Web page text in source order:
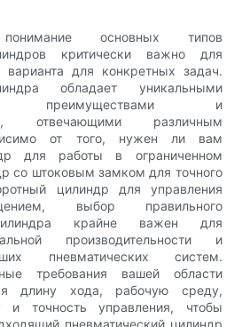
основных типов
критически важно для
для конкретных задач.
обладает уникальными
преимуществами и
отвечающими различным
от того, нужен ли вам
для работы в ограниченном
со штоковым замком для точного
цилиндр для управления
выбор правильного
цилиндра крайне важен для
производительности и
пневматических систем.
требования вашей области
длину хода, рабочую среду,
и точность управления, чтобы